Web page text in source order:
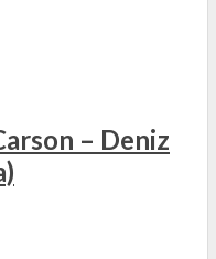
– Deniz